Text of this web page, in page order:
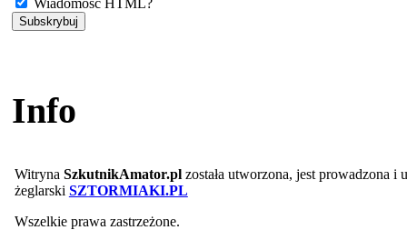
Wiadomość HTML?
Info
Witryna SzkutnikAmator.plzostała utworzona, jest prowadzona i
żeglarski SZTORMIAKI.PL
Wszelkie prawa zastrzeżone.